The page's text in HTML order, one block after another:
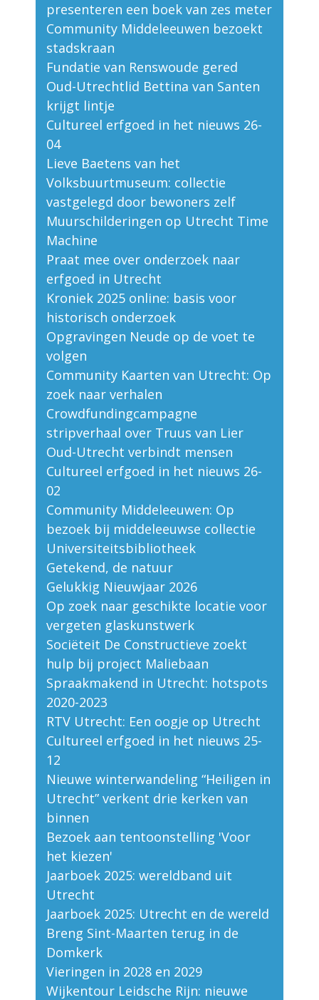
presenteren een boek van zes meter
Community Middeleeuwen bezoekt
stadskraan
Fundatie van Renswoude gered
Oud-Utrechtlid Bettina van Santen
krijgt lintje
Cultureel erfgoed in het nieuws 26-
04
Lieve Baetens van het
Volksbuurtmuseum: collectie
vastgelegd door bewoners zelf
Muurschilderingen op Utrecht Time
Machine
Praat mee over onderzoek naar
erfgoed in Utrecht
Kroniek 2025 online: basis voor
historisch onderzoek
Opgravingen Neude op de voet te
volgen
Community Kaarten van Utrecht: Op
zoek naar verhalen
Crowdfundingcampagne
stripverhaal over Truus van Lier
Oud-Utrecht verbindt mensen
Cultureel erfgoed in het nieuws 26-
02
Community Middeleeuwen: Op
bezoek bij middeleeuwse collectie
Universiteitsbibliotheek
Getekend, de natuur
Gelukkig Nieuwjaar 2026
Op zoek naar geschikte locatie voor
vergeten glaskunstwerk
Sociëteit De Constructieve zoekt
hulp bij project Maliebaan
Spraakmakend in Utrecht: hotspots
2020-2023
RTV Utrecht: Een oogje op Utrecht
Cultureel erfgoed in het nieuws 25-
12
Nieuwe winterwandeling “Heiligen in
Utrecht” verkent drie kerken van
binnen
Bezoek aan tentoonstelling 'Voor
het kiezen'
Jaarboek 2025: wereldband uit
Utrecht
Jaarboek 2025: Utrecht en de wereld
Breng Sint-Maarten terug in de
Domkerk
Vieringen in 2028 en 2029
Wijkentour Leidsche Rijn: nieuwe